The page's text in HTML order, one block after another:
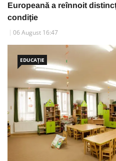
Europeană a reînnoit
condiție
06 August 16:47
EDUCAȚIE